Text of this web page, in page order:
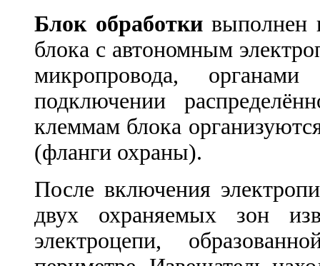
Блок обработкивыполнен
блока с автономным
микропровода,
подключении
клеммам блока
(фланги охраны).
После включения
двух охраняемых зон
электроцепи,